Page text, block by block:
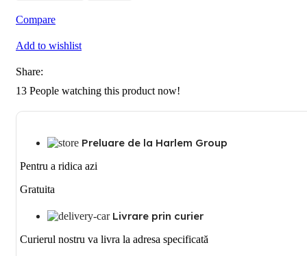
1
resistente
Compare
Add to wishlist
Share:
13 People watching this product now!
Preluare de la Harlem Group
Pentru a ridica azi
Gratuita
Livrare prin curier
Curierul nostru va livra la adresa specificată